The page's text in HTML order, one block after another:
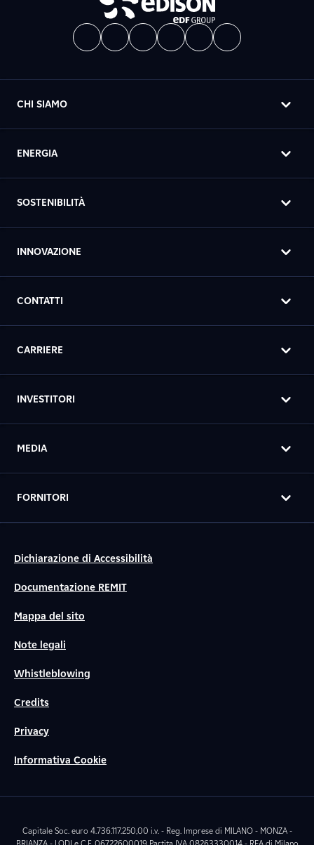
CHI SIAMO
ENERGIA
SOSTENIBILITÀ
INNOVAZIONE
CONTATTI
CARRIERE
INVESTITORI
MEDIA
FORNITORI
Dichiarazione di Accessibilità
Documentazione REMIT
Mappa del sito
Note legali
Whistleblowing
Credits
Privacy
Informativa Cookie
Capitale Soc. euro 4.736.117.250,00 i.v. - Reg. Imprese di MILANO - MONZA -